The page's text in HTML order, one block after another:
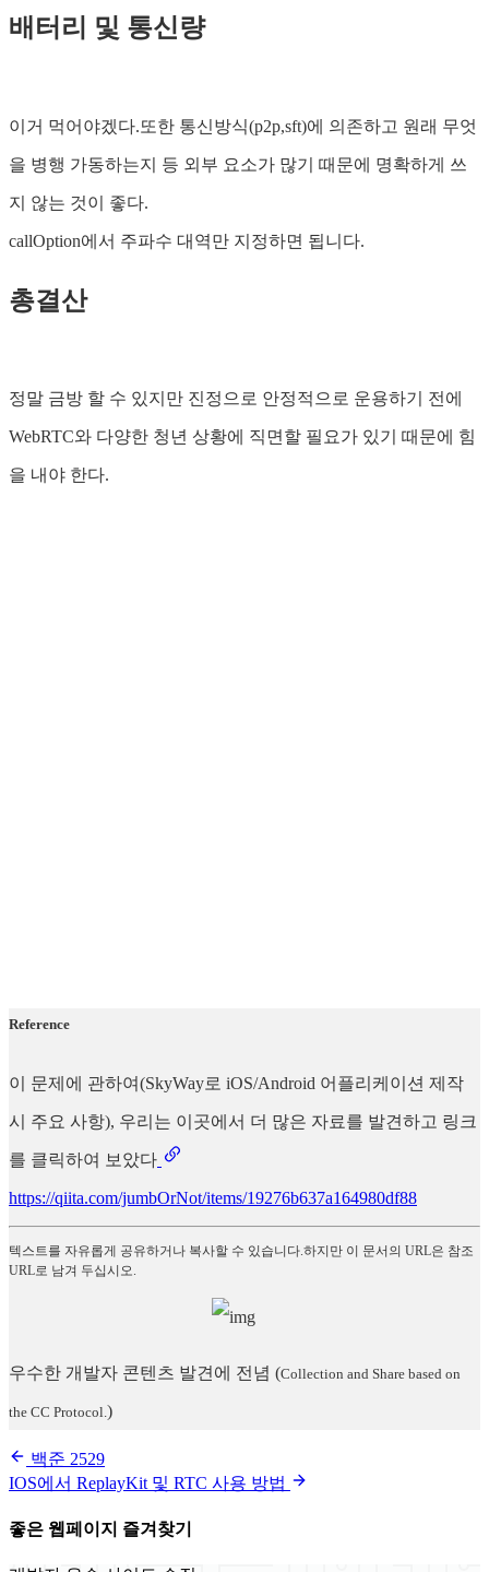
배터리 및 통신량
이거 먹어야겠다.또한 통신방식(p2p,sft)에 의존하고 원래 무엇
을 병행 가동하는지 등 외부 요소가 많기 때문에 명확하게 쓰
지 않는 것이 좋다.
callOption에서 주파수 대역만 지정하면 됩니다.
총결산
정말 금방 할 수 있지만 진정으로 안정적으로 운용하기 전에
WebRTC와 다양한 청년 상황에 직면할 필요가 있기 때문에 힘
을 내야 한다.
Reference
이 문제에 관하여(SkyWay로 iOS/Android 어플리케이션 제작
시 주요 사항), 우리는 이곳에서 더 많은 자료를 발견하고 링크
를 클릭하여 보았다
https://qiita.com/jumbOrNot/items/19276b637a164980df88
텍스트를 자유롭게 공유하거나 복사할 수 있습니다.하지만 이 문서의 URL은 참조
URL로 남겨 두십시오.
우수한 개발자 콘텐츠 발견에 전념 (Collection and Share based on
the CC Protocol. )
백준 2529
IOS에서 ReplayKit 및 RTC 사용 방법
좋은 웹페이지 즐겨찾기